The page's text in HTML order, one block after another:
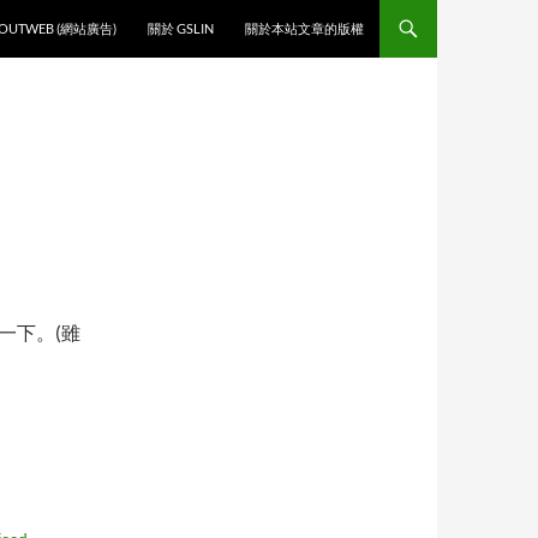
(網站廣告)
關於 GSLIN 關於本站文章的版權
下。(雖